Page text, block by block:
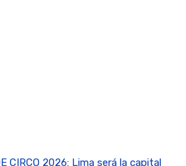
CIRCO 2026: Lima será la capital